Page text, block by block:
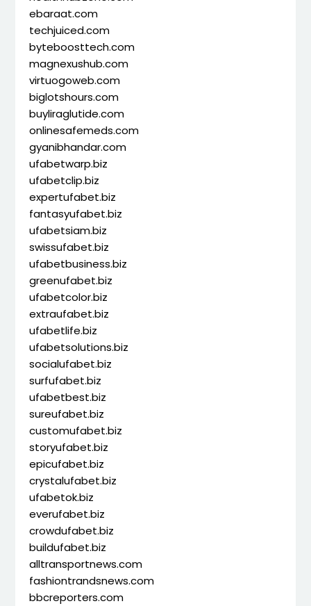
ebaraat.com
techjuiced.com
byteboosttech.com
magnexushub.com
virtuogoweb.com
biglotshours.com
buyliraglutide.com
onlinesafemeds.com
gyanibhandar.com
ufabetwarp.biz
ufabetclip.biz
expertufabet.biz
fantasyufabet.biz
ufabetsiam.biz
swissufabet.biz
ufabetbusiness.biz
greenufabet.biz
ufabetcolor.biz
extraufabet.biz
ufabetlife.biz
ufabetsolutions.biz
socialufabet.biz
surfufabet.biz
ufabetbest.biz
sureufabet.biz
customufabet.biz
storyufabet.biz
epicufabet.biz
crystalufabet.biz
ufabetok.biz
everufabet.biz
crowdufabet.biz
buildufabet.biz
alltransportnews.com
fashiontrandsnews.com
bbcreporters.com